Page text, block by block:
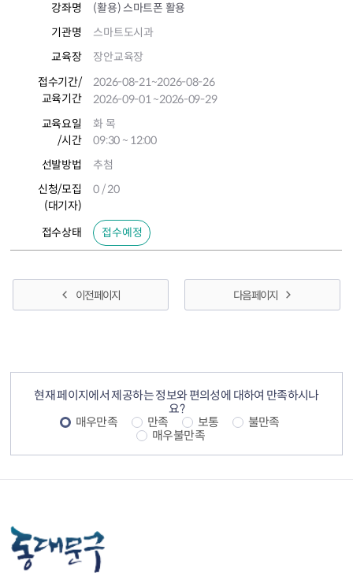
강좌명
(활용) 스마트폰 활용
기관명
스마트도시과
교육장
장안교육장
접수기간/
교육기간
2026-08-21~2026-08-26
2026-09-01~2026-09-29
교육요일
/시간
화 목
09:30 ~ 12:00
선발방법
추첨
신청/모집
(대기자)
0 / 20
접수상태 접수예정
이전 페이지 다음 페이지
현재 페이지에서 제공하는 정보와 편의성에 대하여 만족하시나
요?
매우만족
만족 보통
불만족
매우불만족